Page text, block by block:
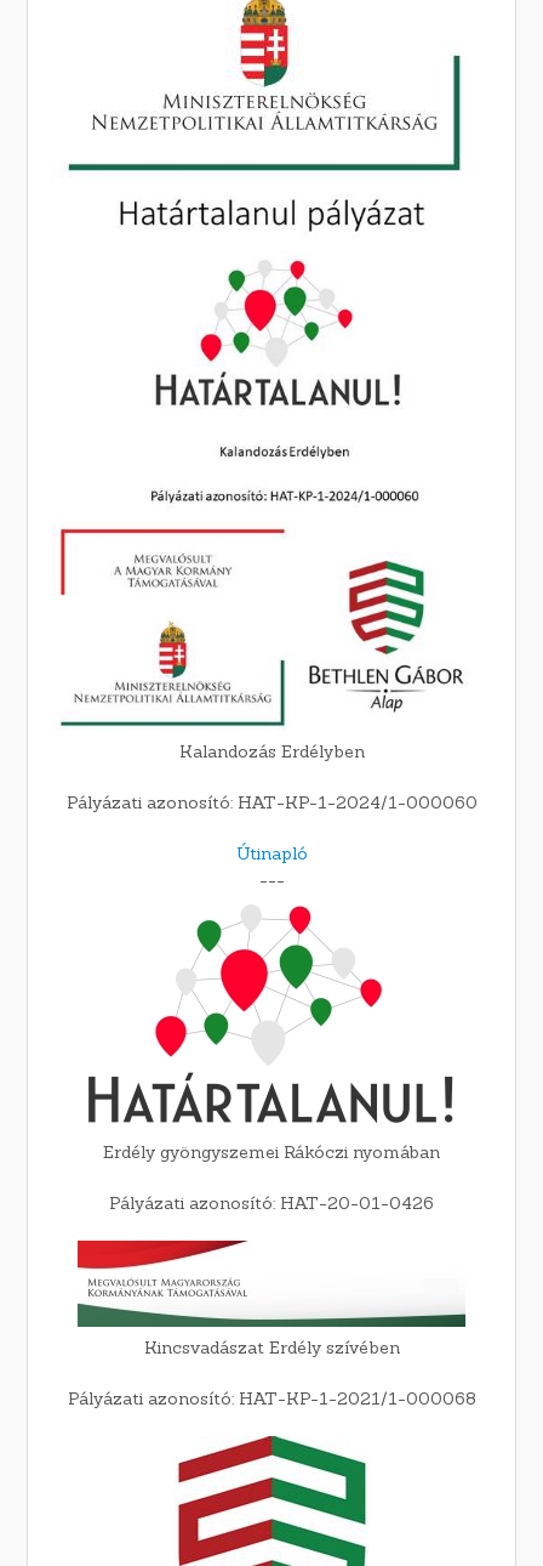
Kalandozás Erdélyben
Pályázati azonosító: HAT-KP-1-2024/1-000060
Útinapló
---
Erdély gyöngyszemei Rákóczi nyomában
Pályázati azonosító: HAT-20-01-0426
Kincsvadászat Erdély szívében
Pályázati azonosító: HAT-KP-1-2021/1-000068